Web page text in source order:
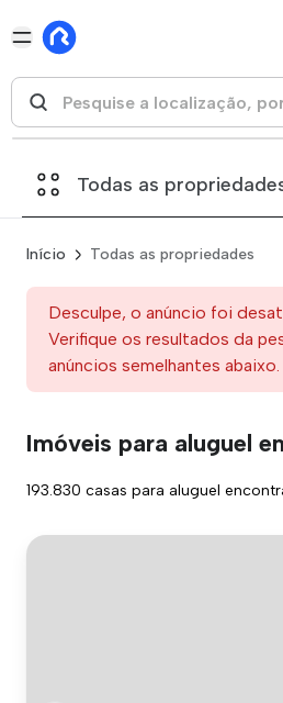
Todas as
Início Todas as propriedades
Desculpe, o anúncio foi
Verifique os resultados da
anúncios semelhantes abaixo.
Imóveis para aluguel
193.830 casas para aluguel